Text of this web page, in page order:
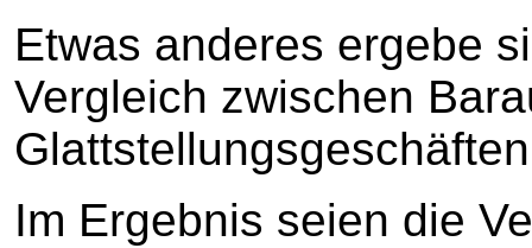
Etwas anderes ergebe
Vergleich zwischen
Im Ergebnis seien die